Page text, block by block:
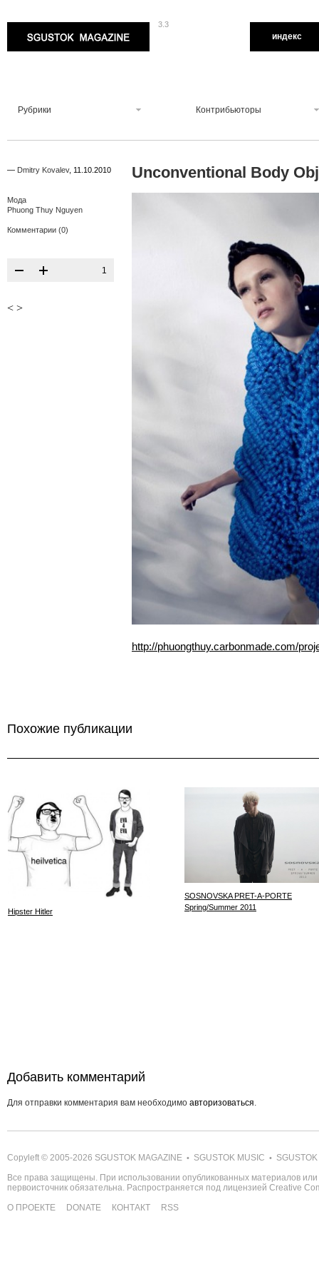
3.3
индекс
Рубрики Контрибьюторы
— Dmitry Kovalev, 11.10.2010
Мода
Phuong Thuy Nguyen
Комментарии (0)
1
< >
Unconventional Body
http://phuongthuy.carbonmade.com/
Похожие публикации
Hipster Hitler
SOSNOVSKA PRET-A-PORTE
Spring/Summer 2011
Добавить комментарий
Для отправки комментария вам необходимо авторизоваться.
Copyleft © 2005-2026 SGUSTOK MAGAZINE • SGUSTOK MUSIC •
Все права защищены. При использовании опубликованных материалов
первоисточник обязательна. Распространяется под лицензией Creative
О ПРОЕКТЕ
DONATE КОНТАКТ RSS